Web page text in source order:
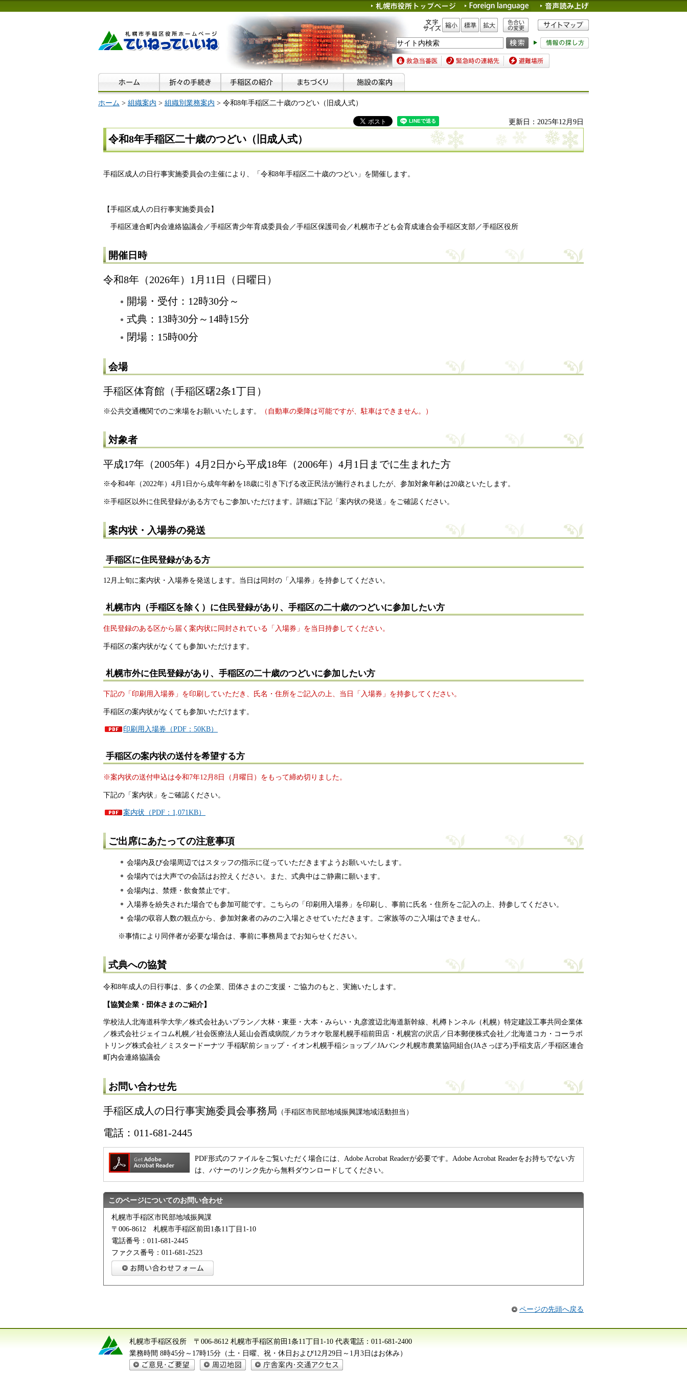
文字サイズ 縮小 標準 拡大
色合いの変更
救急当番医 緊急時の連絡先 避難場所
ホーム > 組織案内 > 組織別業務案内 > 令和8年手稲区二十歳のつどい（旧成人式）
更新日：2025年12月9日
令和8年手稲区二十歳のつどい（旧成人式）
手稲区成人の日行事実施委員会の主催により、「令和8年手稲区二十歳のつどい」を開催します。
【手稲区成人の日行事実施委員会】
手稲区連合町内会連絡協議会／手稲区青少年育成委員会／手稲区保護司会／札幌市子ども会育成連合会手稲区支部／手稲区役所
開催日時
令和8年（2026年）1月11日（日曜日）
開場・受付：12時30分～
式典：13時30分～14時15分
閉場：15時00分
会場
手稲区体育館（手稲区曙2条1丁目）
※公共交通機関でのご来場をお願いいたします。 （自動車の乗降は可能ですが、駐車はできません。）
対象者
平成17年（2005年）4月2日から平成18年（2006年）4月1日までに生まれた方
※令和4年（2022年）4月1日から成年年齢を18歳に引き下げる改正民法が施行されましたが、参加対象年齢は20歳といたします。
※手稲区以外に住民登録がある方でもご参加いただけます。詳細は下記「案内状の発送」をご確認ください。
案内状・入場券の発送
手稲区に住民登録がある方
12月上旬に案内状・入場券を発送します。当日は同封の「入場券」を持参してください。
札幌市内（手稲区を除く）に住民登録があり、手稲区の二十歳のつどいに参加したい方
住民登録のある区から届く案内状に同封されている「入場券」を当日持参してください。
手稲区の案内状がなくても参加いただけます。
札幌市外に住民登録があり、手稲区の二十歳のつどいに参加したい方
下記の「印刷用入場券」を印刷していただき、氏名・住所をご記入の上、当日「入場券」を持参してください。
手稲区の案内状がなくても参加いただけます。
印刷用入場券（PDF：50KB）
手稲区の案内状の送付を希望する方
※案内状の送付申込は令和7年12月8日（月曜日）をもって締め切りました。
下記の「案内状」をご確認ください。
案内状（PDF：1,071KB）
ご出席にあたっての注意事項
会場内及び会場周辺ではスタッフの指示に従っていただきますようお願いいたします。
会場内では大声での会話はお控えください。また、式典中はご静粛に願います。
会場内は、禁煙・飲食禁止です。
入場券を紛失された場合でも参加可能です。こちらの「印刷用入場券」を印刷し、事前に氏名・住所をご記入の上、持参してください。
会場の収容人数の観点から、参加対象者のみのご入場とさせていただきます。ご家族等のご入場はできません。
※事情により同伴者が必要な場合は、事前に事務局までお知らせください。
式典への協賛
令和8年成人の日行事は、多くの企業、団体さまのご支援・ご協力のもと、実施いたします。
【協賛企業・団体さまのご紹介】
学校法人北海道科学大学／株式会社あいプラン／大林・東亜・大本・みらい・丸彦渡辺北海道新幹線、札樽トンネル（札幌）特定建設工事共同企業体
／株式会社ジェイコム札幌／社会医療法人延山会西成病院／カラオケ歌屋札幌手稲前田店・札幌宮の沢店／日本郵便株式会社／北海道コカ・コーラボ
トリング株式会社／ミスタードーナツ 手稲駅前ショップ・イオン札幌手稲ショップ／JAバンク札幌市農業協同組合(JAさっぽろ)手稲支店／手稲区連合
町内会連絡協議会
お問い合わせ先
手稲区成人の日行事実施委員会事務局 （手稲区市民部地域振興課地域活動担当）
電話：011-681-2445
PDF形式のファイルをご覧いただく場合には、Adobe Acrobat Readerが必要です。Adobe Acrobat Readerをお持ちでない方
は、バナーのリンク先から無料ダウンロードしてください。
このページについてのお問い合わせ
札幌市手稲区市民部地域振興課
〒006-8612 札幌市手稲区前田1条11丁目1-10
電話番号：011-681-2445
ファクス番号：011-681-2523
ページの先頭へ戻る
札幌市手稲区役所 〒006-8612 札幌市手稲区前田1条11丁目1-10 代表電話： 011-681-2400
業務時間 8時45分～17時15分（土・日曜、祝・休日および12月29日～1月3日はお休み）
ご意見・ご要望
周辺地図 庁舎案内・交通アクセス